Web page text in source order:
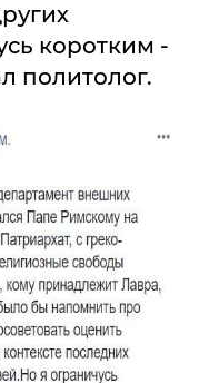
коротким -
политолог.